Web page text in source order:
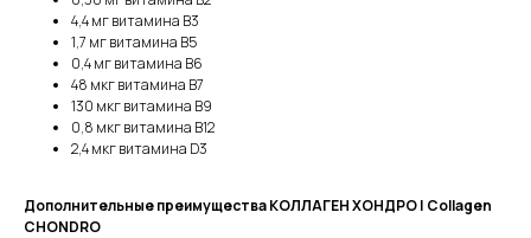
4,4 мг витамина В3
1,7 мг витамина В5
0,4 мг витамина В6
48 мкг витамина В7
130 мкг витамина В9
0,8 мкг витамина В12
2,4 мкг витамина D3
Дополнительные преимущества КОЛЛАГЕН ХОНДРО | Collagen
CHONDRO